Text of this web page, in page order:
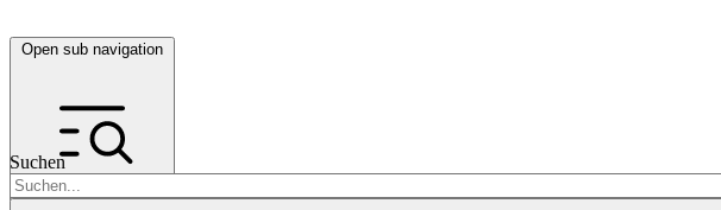
Open sub navigation
Suchen